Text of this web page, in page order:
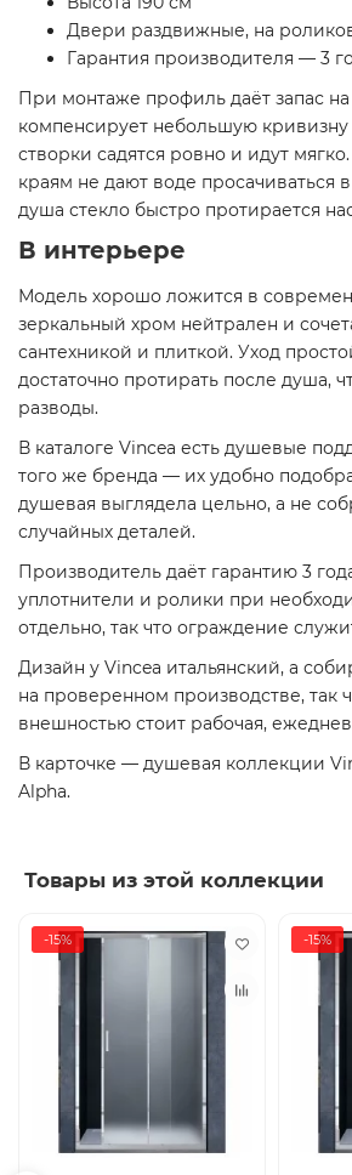
Двери раздвижные, на
Гарантия производителя — 3
При монтаже профиль даёт запас
компенсирует небольшую кривизну
створки садятся ровно и идут
краям не дают воде просачиваться
душа стекло быстро протирается
В интерьере
Модель хорошо ложится в
зеркальный хром нейтрален и
сантехникой и плиткой. Уход
достаточно протирать после душа,
разводы.
В каталоге Vincea есть душевые
того же бренда — их удобно
душевая выглядела цельно, а не
случайных деталей.
Производитель даёт гарантию 3
уплотнители и ролики при
отдельно, так что ограждение
Дизайн у Vincea итальянский, а
на проверенном производстве, так
внешностью стоит рабочая,
В карточке — душевая коллекции
Alpha.
Товары из этой коллекции
-15% -15%